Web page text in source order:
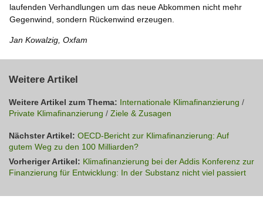
laufenden Verhandlungen um das neue Abkommen nicht mehr
Gegenwind, sondern Rückenwind erzeugen.
Jan Kowalzig, Oxfam
Weitere Artikel
Weitere Artikel zum Thema: Internationale Klimafinanzierung /
Private Klimafinanzierung / Ziele & Zusagen
Nächster Artikel: OECD-Bericht zur Klimafinanzierung: Auf
gutem Weg zu den 100 Milliarden?
Vorheriger Artikel: Klimafinanzierung bei der Addis Konferenz zur
Finanzierung für Entwicklung: In der Substanz nicht viel passiert